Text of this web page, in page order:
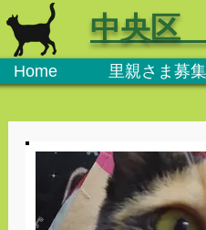
Home 里親さま募
中央区